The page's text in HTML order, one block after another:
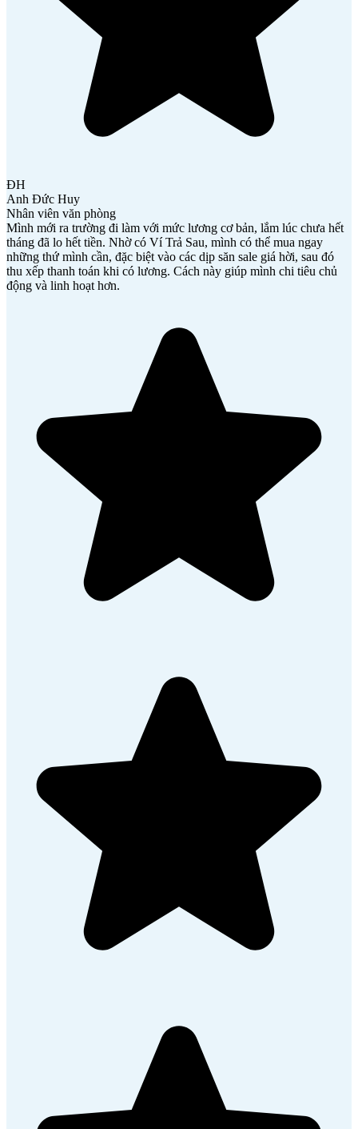
ĐH
Anh Đức Huy
Nhân viên văn phòng
Mình mới ra trường đi làm với mức lương cơ bản, lắm lúc chưa hết
tháng đã lo hết tiền. Nhờ có Ví Trả Sau, mình có thể mua ngay
những thứ mình cần, đặc biệt vào các dịp săn sale giá hời, sau đó
thu xếp thanh toán khi có lương. Cách này giúp mình chi tiêu chủ
động và linh hoạt hơn.